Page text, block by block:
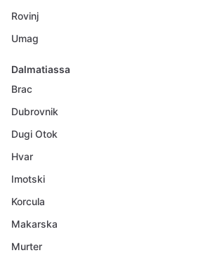
Rovinj
Umag
Dalmatiassa
Brac
Dubrovnik
Dugi Otok
Hvar
Imotski
Korcula
Makarska
Murter